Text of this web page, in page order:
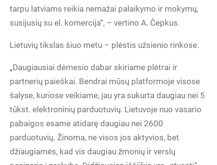
tarpu latviams reikia nemažai palaikymo ir mokymų,
susijusių su el. komercija“, – vertino A. Čepkus.
Lietuvių tikslas šiuo metu – plėstis užsienio rinkose.
„Daugiausiai dėmesio dabar skiriame plėtrai ir
partnerių paieškai. Bendrai mūsų platformoje visose
šalyse, kuriose veikiame, jau yra sukurta daugiau nei 5
tūkst. elektroninių parduotuvių. Lietuvoje nuo vasario
pabaigos esame atidarę daugiau nei 2600
parduotuvių. Žinoma, ne visos jos aktyvios, bet
džiaugiamės, kad vis daugiau žmonių ir verslų